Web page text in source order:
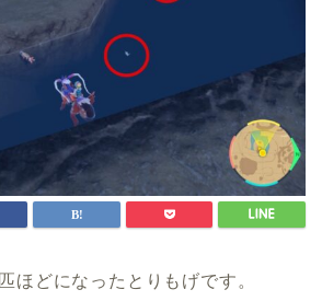
ほどになったとりもげです。